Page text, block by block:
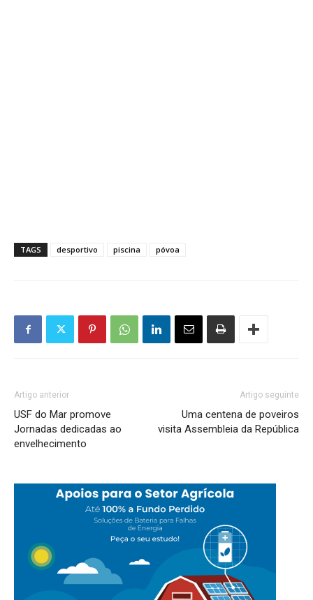
TAGS desportivo piscina póvoa
Artigo anterior
USF do Mar promove
Jornadas dedicadas ao
envelhecimento
Artigo seguinte
Uma centena de poveiros
visita Assembleia da República